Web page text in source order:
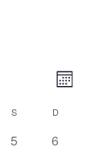
par
Mois
S D
0
5
0
6